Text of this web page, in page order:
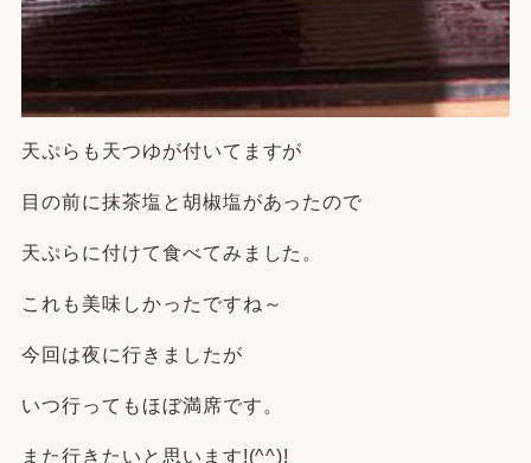
天ぷらも天つゆが付いてますが
目の前に抹茶塩と胡椒塩があったので
天ぷらに付けて食べてみました。
これも美味しかったですね～
今回は夜に行きましたが
いつ行ってもほぼ満席です。
また行きたいと思います!(^^)!